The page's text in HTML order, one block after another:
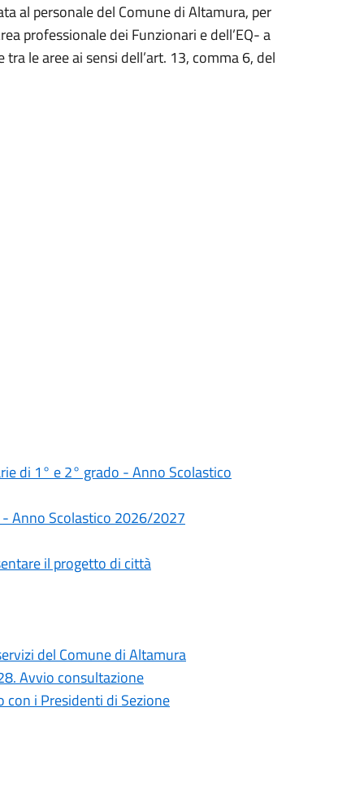
al personale del Comune di Altamura, per
professionale dei Funzionari e dell’EQ- a
le aree ai sensi dell’art. 13, comma 6, del
di 1° e 2° grado - Anno Scolastico
Anno Scolastico 2026/2027
il progetto di città
del Comune di Altamura
Avvio consultazione
i Presidenti di Sezione